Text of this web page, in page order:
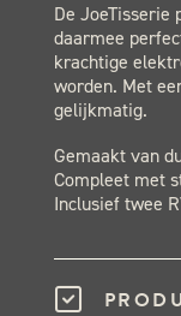
De JoeTisserie
daarmee
krachtige
worden. Met
gelijkmatig.
Gemaakt van
Compleet met
Inclusief twee